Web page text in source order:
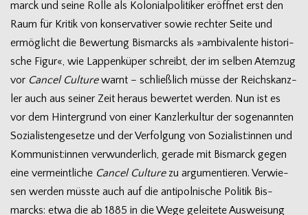
marck und seine Rolle als Kolo­ni­al­po­li­ti­ker eröff­net erst den
Raum für Kri­tik von kon­ser­va­ti­ver sowie rech­ter Seite und
ermög­licht die Bewer­tung Bis­marcks als »ambi­va­lente his­to­ri­
sche Figur«, wie Lap­pen­kü­per schreibt, der im sel­ben Atem­zug
vor Can­cel Cul­turewarnt – schließ­lich müsse der Reichs­kanz­
ler auch aus sei­ner Zeit her­aus bewer­tet wer­den. Nun ist es
vor dem Hin­ter­grund von einer Kanz­ler­kul­tur der soge­nann­ten
Sozia­lis­ten­ge­setze und der Ver­fol­gung von Sozialist:innen und
Kommunist:innen ver­wun­der­lich, gerade mit Bis­marck gegen
eine ver­meint­li­che Can­cel Cul­turezu argu­men­tie­ren. Ver­wie­
sen wer­den müsste auch auf die anti­pol­ni­sche Poli­tik Bis­
marcks: etwa die ab 1885 in die Wege gelei­tete Aus­wei­sung